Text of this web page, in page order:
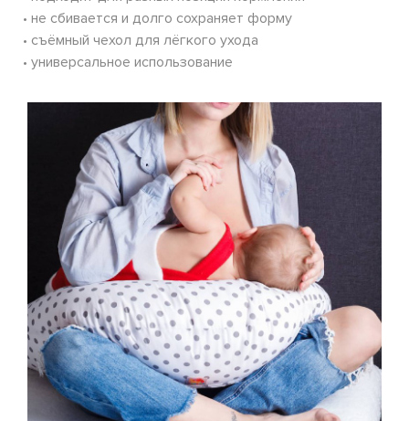
• не сбивается и долго сохраняет форму
• съёмный чехол для лёгкого ухода
• универсальное использование